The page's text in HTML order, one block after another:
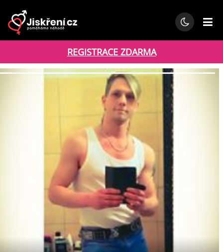
REGISTRACE ZDARMA